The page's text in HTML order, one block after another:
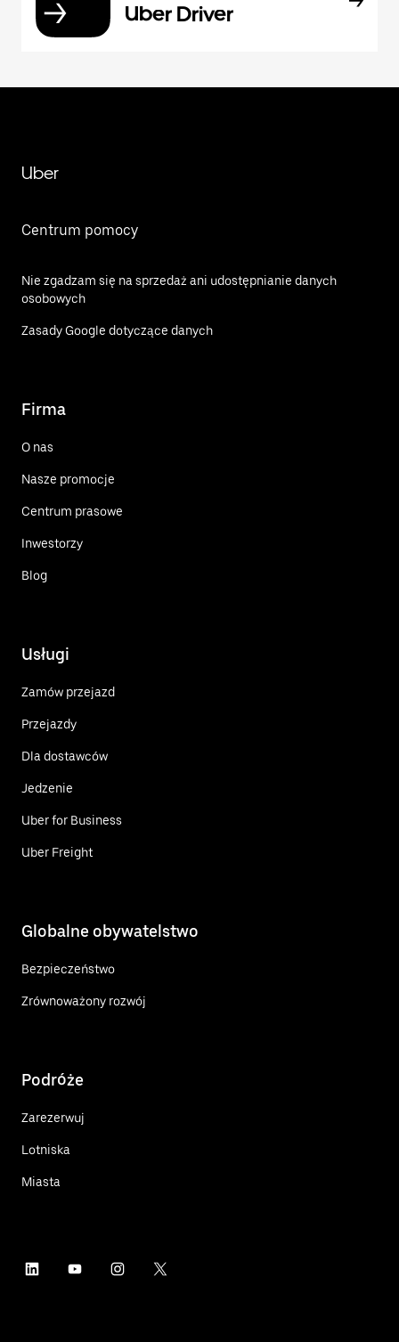
Uber Driver
Uber
Centrum pomocy
Nie zgadzam się na sprzedaż ani udostępnianie danych
osobowych
Zasady Google dotyczące danych
Firma
O nas
Nasze promocje
Centrum prasowe
Inwestorzy
Blog
Usługi
Zamów przejazd
Przejazdy
Dla dostawców
Jedzenie
Uber for Business
Uber Freight
Globalne obywatelstwo
Bezpieczeństwo
Zrównoważony rozwój
Podróże
Zarezerwuj
Lotniska
Miasta